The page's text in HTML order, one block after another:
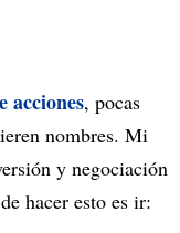
acciones, pocas
nombres. Mi
y negociación
hacer esto es ir: